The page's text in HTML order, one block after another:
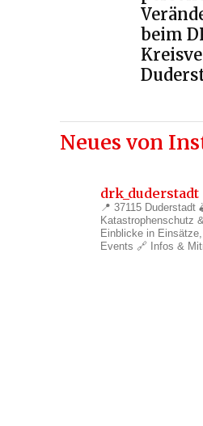
beim
Neues von
drk_duderstadt
📍 37115 Duderstadt
Katastrophenschutz
Einblicke in
Events 🔗 Infos &